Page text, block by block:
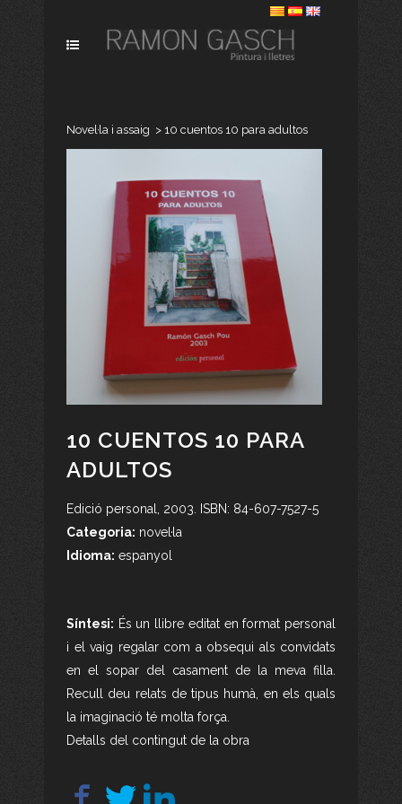
Novel·la i assaig > 10 cuentos 10 para adultos
10 CUENTOS 10 PARA
ADULTOS
Edició personal, 2003. ISBN: 84-607-7527-5
Categoria: novel·la
Idioma: espanyol
Síntesi: És un llibre editat en format personal
i el vaig regalar com a obsequi als convidats
en el sopar del casament de la meva filla.
Recull deu relats de tipus humà, en els quals
la imaginació té molta força.
Detalls del contingut de la obra